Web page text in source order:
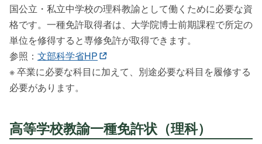
国公立・私立中学校の理科教諭として働くために必要な資
格です。一種免許取得者は、大学院博士前期課程で所定の
単位を修得すると専修免許が取得できます。
参照： 文部科学省HP
※ 卒業に必要な科目に加えて、別途必要な科目を履修する
必要があります。
高等学校教諭一種免許状 （理科）